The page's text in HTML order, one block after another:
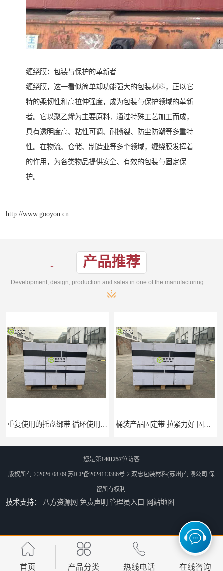
缠绕膜：包装与保护的革新者
缠绕膜，这一看似简单却功能强大的包装材料，正以它
特的柔韧性和高拉伸强度，成为包装与保护领域的革新
者。它以聚乙烯为主要原料，通过特殊工艺加工而成，
具有透明度高、粘性可调、耐撕裂、防尘防潮等多重特
性。在物流、仓储、制造业等多个领域，缠绕膜发挥着
的作用，为各类物品提供安全、有效的包装与固定保
护。
http://www.gooyon.cn
产品推荐
托盘运输网兜 固永包材 托盘打包绑带 固永包材
您是第1401257位访客
版权所有 ©2026-08-09 苏ICP备2024113386号-2 双忠包装材料(苏州)有限公司 保
留所有权利.
技术支持： 八方资源网 免责声明 管理员入口 网站地图
首页 产品分类 热线电话 在线咨询